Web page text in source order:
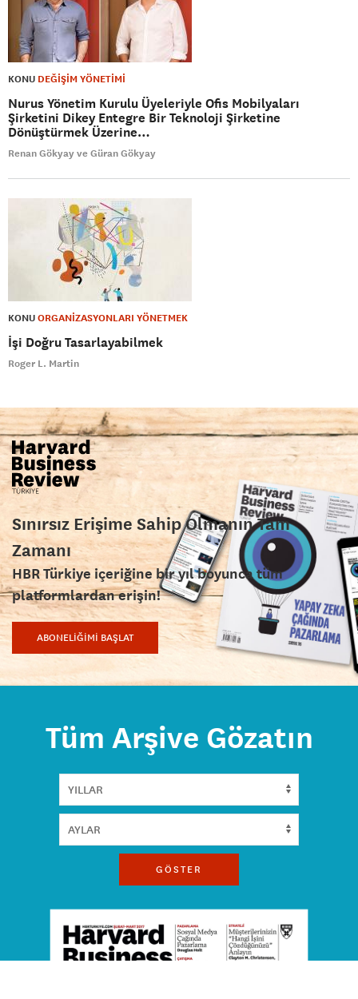
KONU DEĞİŞİM YÖNETİMİ
Nurus Yönetim Kurulu Üyeleriyle Ofis Mobilyaları
Şirketini Dikey Entegre Bir Teknoloji Şirketine
Dönüştürmek Üzerine…
Renan Gökyay ve Güran Gökyay
KONUORGANİZASYONLARI YÖNETMEK
İşi Doğru Tasarlayabilmek
Roger L. Martin
Sınırsız Erişime Sahip Olmanın Tam
Zamanı
HBR Türkiye içeriğine bir yıl boyunca tüm
platformlardan erişin!
ABONELİĞİMİ BAŞLAT
Tüm Arşive Gözatın
GÖSTER